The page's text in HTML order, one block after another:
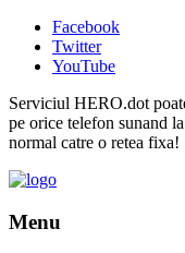
Facebook
Twitter
YouTube
Serviciul HERO.dot
pe orice telefon sunand
normal catre o retea fixa!
Menu